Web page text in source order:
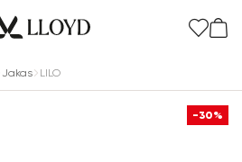
Jakas LILO
-30%